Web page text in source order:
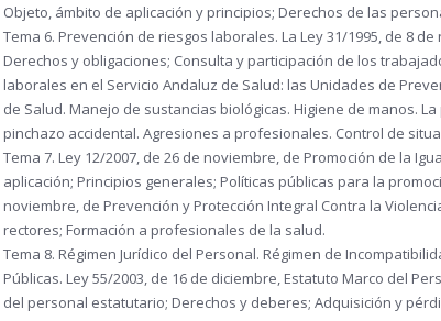
:
1
0
€
.
0
€
.
Objeto, ámbito de aplicación y principios; Derechos de las
Tema 6. Prevención de riesgos laborales. La Ley 31/1995, de 8
Derechos y obligaciones; Consulta y participación de los
laborales en el Servicio Andaluz de Salud: las Unidades de
de Salud. Manejo de sustancias biológicas. Higiene de manos.
pinchazo accidental. Agresiones a profesionales. Control de
Tema 7. Ley 12/2007, de 26 de noviembre, de Promoción de la
aplicación; Principios generales; Políticas públicas para la
noviembre, de Prevención y Protección Integral Contra la
rectores; Formación a profesionales de la salud.
Tema 8. Régimen Jurídico del Personal. Régimen de
Públicas. Ley 55/2003, de 16 de diciembre, Estatuto Marco del
del personal estatutario; Derechos y deberes; Adquisición y